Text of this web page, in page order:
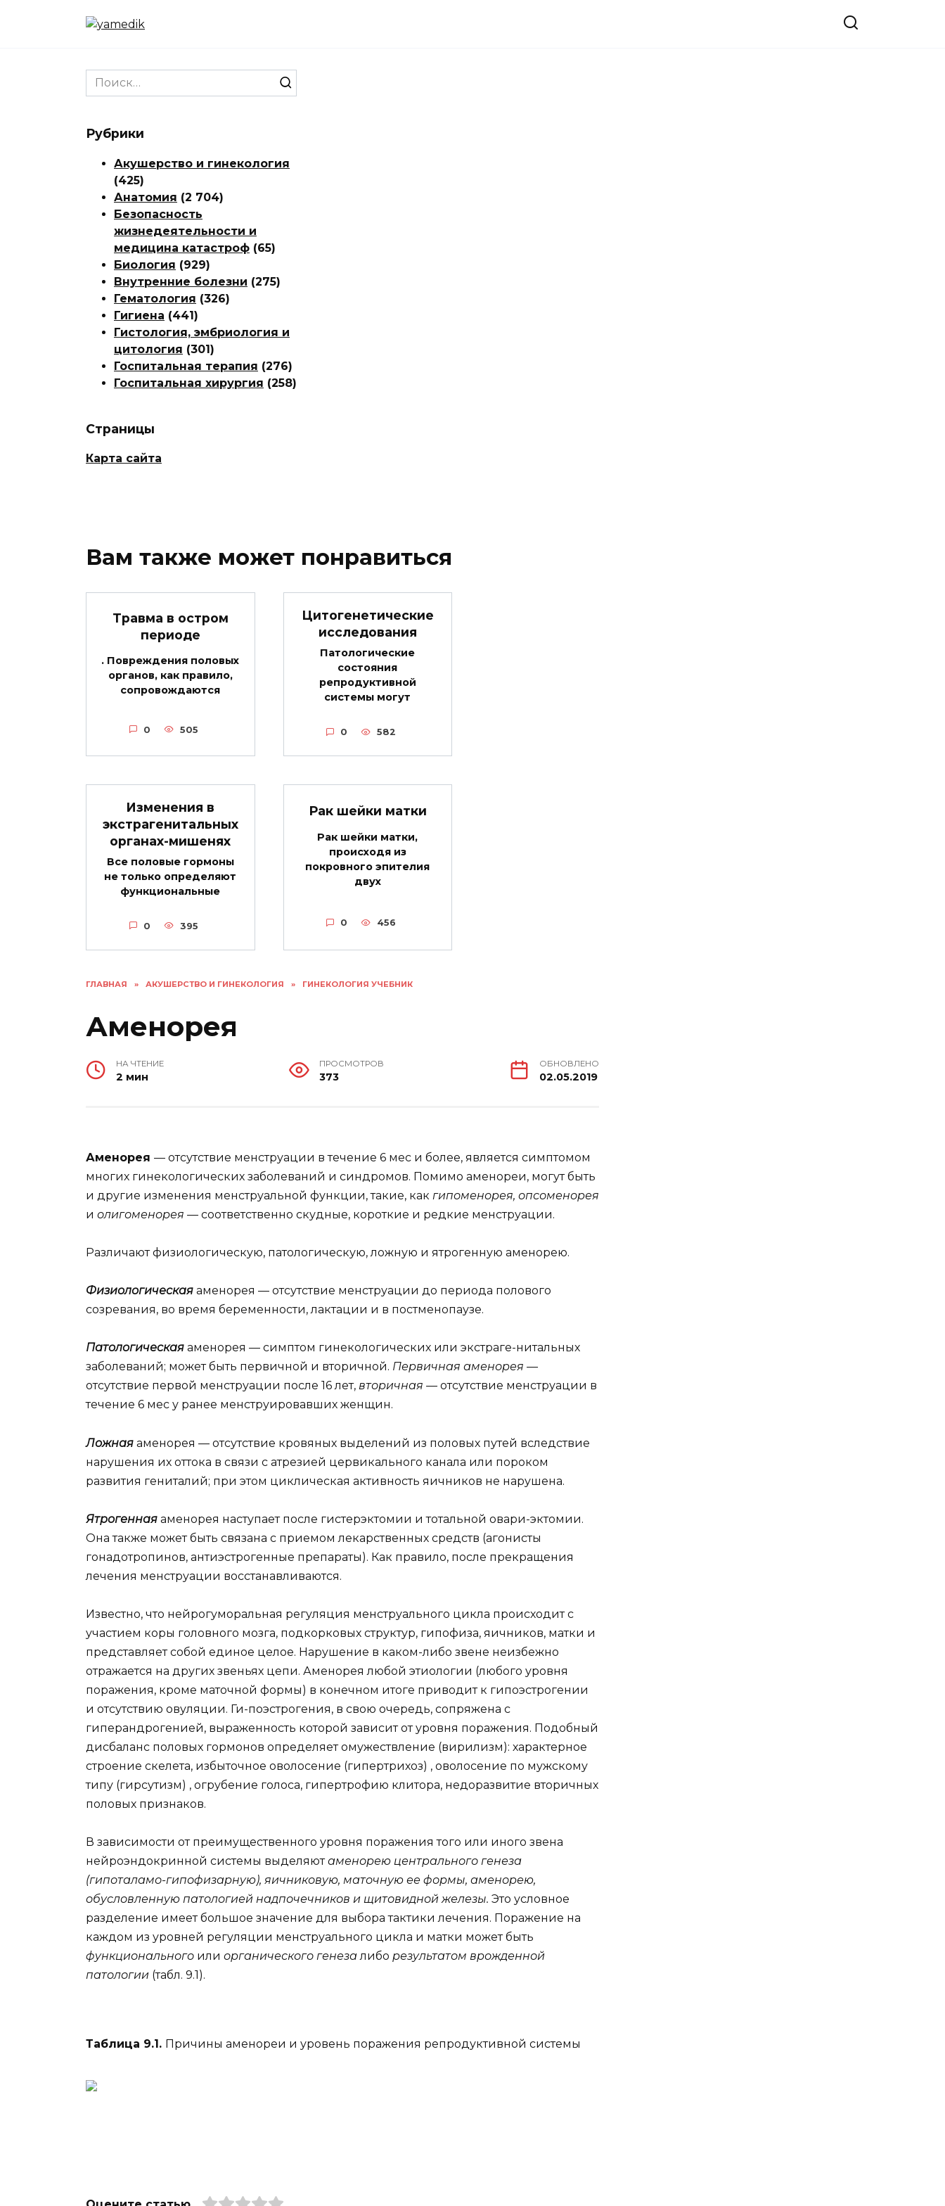
ГЛАВНАЯ » АКУШЕРСТВО И ГИНЕКОЛОГИЯ » ГИНЕКОЛОГИЯ УЧЕБНИК
Аменорея
НА ЧТЕНИЕ
2 мин
ПРОСМОТРОВ
373
ОБНОВЛЕНО
02.05.2019
Аменорея — отсутствие менструации в течение 6 мес и более, является симптомом
многих гинекологических заболеваний и синдромов. Помимо аменореи, могут быть
и другие изменения менструальной функции, такие, как гипоменорея, опсоменорея
и олигоменорея — соответственно скудные, короткие и редкие менструации.
Различают физиологическую, патологическую, ложную и ятрогенную аменорею.
Физиологическая аменорея — отсутствие менструации до периода полового
созревания, во время беременности, лактации и в постменопаузе.
Патологическая аменорея — симптом гинекологических или экстраге-нитальных
заболеваний; может быть первичной и вторичной. Первичная аменорея —
отсутствие первой менструации после 16 лет, вторичная — отсутствие менструации в
течение 6 мес у ранее менструировавших женщин.
Ложная аменорея — отсутствие кровяных выделений из половых путей вследствие
нарушения их оттока в связи с атрезией цервикального канала или пороком
развития гениталий; при этом циклическая активность яичников не нарушена.
Ятрогенная аменорея наступает после гистерэктомии и тотальной овари-эктомии.
Она также может быть связана с приемом лекарственных средств (агонисты
гонадотропинов, антиэстрогенные препараты). Как правило, после прекращения
лечения менструации восстанавливаются.
Известно, что нейрогуморальная регуляция менструального цикла происходит с
участием коры головного мозга, подкорковых структур, гипофиза, яичников, матки и
представляет собой единое целое. Нарушение в каком-либо звене неизбежно
отражается на других звеньях цепи. Аменорея любой этиологии (любого уровня
поражения, кроме маточной формы) в конечном итоге приводит к гипоэстрогении
и отсутствию овуляции. Ги-поэстрогения, в свою очередь, сопряжена с
гиперандрогенией, выраженность которой зависит от уровня поражения. Подобный
дисбаланс половых гормонов определяет омужествление (вирилизм): характерное
строение скелета, избыточное оволосение (гипертрихоз) , оволосение по мужскому
типу (гирсутизм) , огрубение голоса, гипертрофию клитора, недоразвитие вторичных
половых признаков.
В зависимости от преимущественного уровня поражения того или иного звена
нейроэндокринной системы выделяютаменорею центрального генеза
(гипоталамо-гипофизарную), яичниковую, маточную ее формы, аменорею,
обусловленную патологией надпочечников и щитовидной железы. Это условное
разделение имеет большое значение для выбора тактики лечения. Поражение на
каждом из уровней регуляции менструального цикла и матки может быть
функционального или органического генезалибо результатом врожденной
патологии (табл. 9.1).
Таблица 9.1. Причины аменореи и уровень поражения репродуктивной системы
Search
for:
Рубрики
Акушерство и гинекология
(425)
Анатомия (2 704)
Безопасность
жизнедеятельности и
медицина катастроф (65)
Биология (929)
Внутренние болезни (275)
Гематология (326)
Гигиена (441)
Гистология, эмбриология и
цитология (301)
Госпитальная терапия (276)
Госпитальная хирургия (258)
Страницы
Карта сайта
Вам также может понравиться
Травма в остром
периоде
. Повреждения половых
органов, как правило,
сопровождаются
0 505
Цитогенетические
исследования
Патологические
состояния
репродуктивной
системы могут
0 582
Изменения в
экстрагенитальных
органах-мишенях
Все половые гормоны
не только определяют
функциональные
0 395
Рак шейки матки
Рак шейки матки,
происходя из
покровного эпителия
двух
0 456